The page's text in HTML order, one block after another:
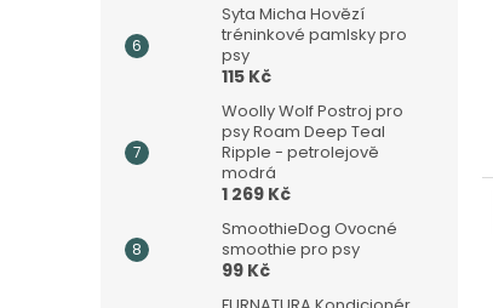
Syta Micha Hovězí
tréninkové pamlsky pro
psy
115 Kč
Woolly Wolf Postroj pro
psy Roam Deep Teal
Ripple - petrolejově
modrá
1 269 Kč
SmoothieDog Ovocné
smoothie pro psy
99 Kč